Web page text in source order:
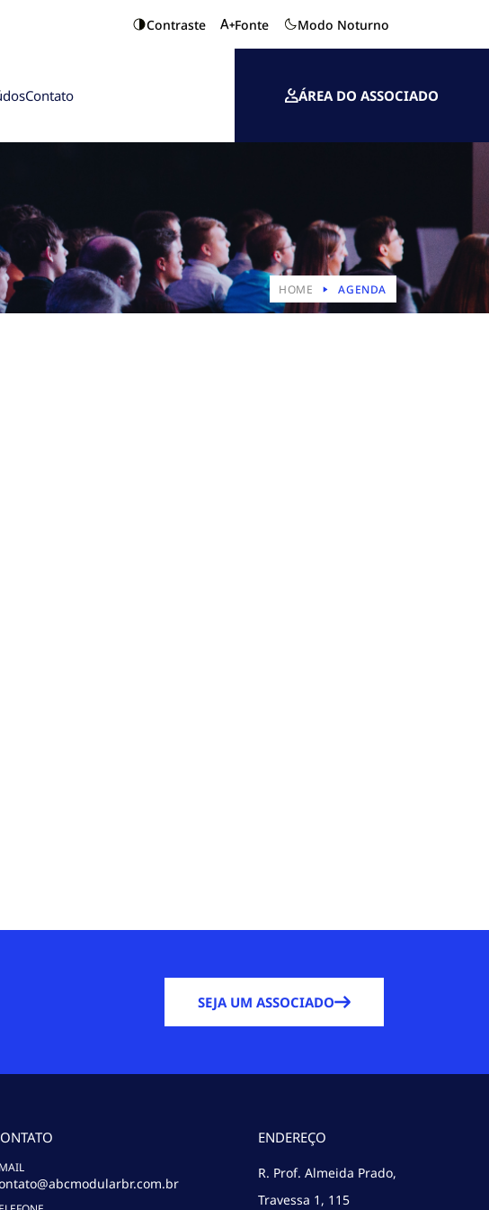
Contraste Fonte Modo Noturno
Contato ÁREA DO ASSOCIADO
HOME AGENDA
SEJA UM ASSOCIADO
ENDEREÇO
R. Prof. Almeida Prado,
Travessa 1, 115